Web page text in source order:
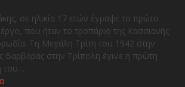
σε ηλικία 17 ετών έγραψε το πρώτο
που ήταν το τροπάριο της Κασσιανής
Τη Μεγάλη Τρίτη του 1942 στην
Βαρβάρας στην Τρίπολη έγινε η πρώτη
του…